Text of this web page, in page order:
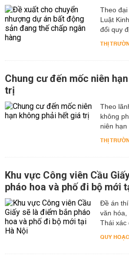
Theo
Luật
đổi quy
THỊ
Chung cư đến mốc niên
trị
Theo
không
niên hạn
THỊ
Khu vực Công viên Cầu
pháo hoa và phố đi bộ mới
Đề án
văn hóa,
Thái xác
QUY